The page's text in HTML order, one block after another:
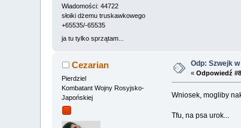
Wiadomości: 44722
słoiki dżemu truskawkowego
+65535/-65535
ja tu tylko sprzątam...
Cezarian
Pierdziel
Kombatant Wojny Rosyjsko-
Japońskiej
Odp: Szwejk
«Odpowiedź
Wniosek, mogliby
Tfu, na psa urok...